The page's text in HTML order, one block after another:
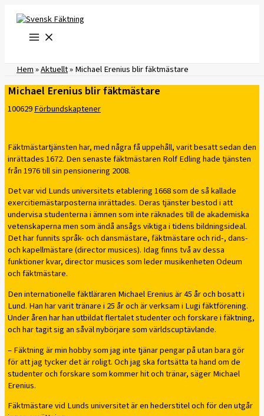
innehåll
Hem»Aktuellt»Michael Erenius blir fäktmästare
Michael Erenius blir fäktmästare
100629Förbundskaptener
Fäktmästartjänsten har, med några få uppehåll, varit besatt sedan den
inrättades 1672. Den senaste fäktmästaren Rolf Edling hade tjänsten
från 1976 till sin pensionering 2008.
Det var vid Lunds universitets etablering 1668 som de så kallade
exercitiemästarposterna inrättades. Deras tjänster bestod i att
undervisa studenterna i ämnen som inte räknades till de akademiska
vetenskaperna men som ändå ansågs viktiga i tidens bildningsideal.
Det har funnits språk- och dansmästare, fäktmästare och rid-, dans-
och kapellmästare (director musices). Idag finns två av dessa
funktioner kvar, director musices som leder musikenheten Odeum
och fäktmästare.
Den internationelle fäktläraren Michael Erenius är 45 år och bosatt i
Lund. Han har varit tränare i 25 år och är verksam i Lugi fäktförening.
Under åren har han utbildat flertalet studenter och forskare i fäktning,
och har tagit sig an såväl nybörjare som världscuptävlande.
– Fäktning är min hobby som jag inte tjänar pengar på utan bara gör
för att jag tycker det är roligt. Och jag ska fortsätta ta hand om de
studenter och forskare som kommer hit och tränar, säger Michael
Erenius.
Fäktmästare vid Lunds universitet är en hederstitel och för den utgår